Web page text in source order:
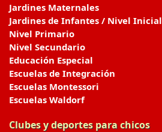
Jardines Maternales
Jardines de Infantes / Nivel Inicial
Nivel Primario
Nivel Secundario
Educación Especial
Escuelas de Integración
Escuelas Montessori
Escuelas Waldorf
Clubes y deportes para chicos